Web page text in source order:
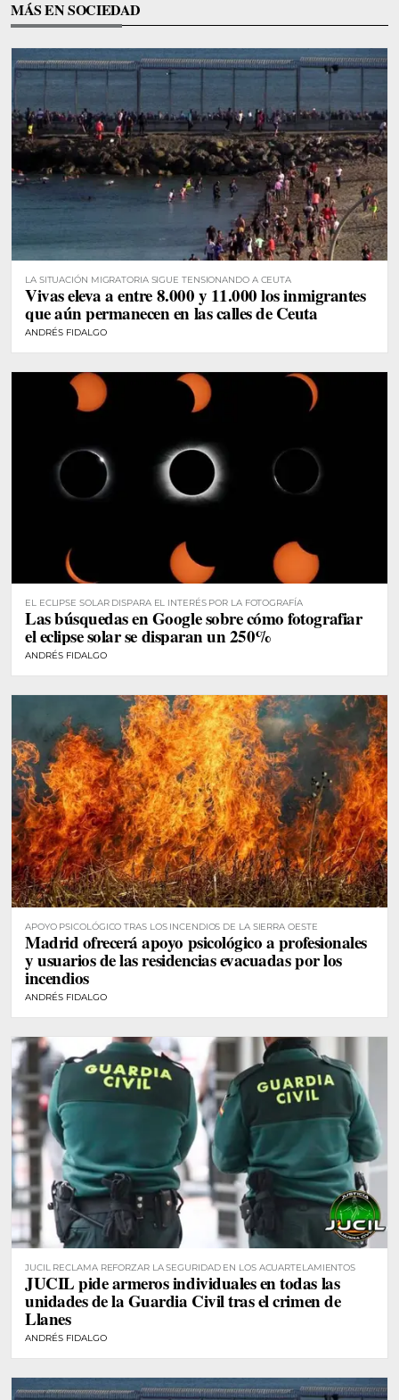
MÁS EN SOCIEDAD
LA SITUACIÓN MIGRATORIA SIGUE TENSIONANDO A CEUTA
Vivas eleva a entre 8.000 y 11.000 los inmigrantes
que aún permanecen en las calles de Ceuta
ANDRÉS FIDALGO
EL ECLIPSE SOLAR DISPARA EL INTERÉS POR LA FOTOGRAFÍA
Las búsquedas en Google sobre cómo fotografiar
el eclipse solar se disparan un 250%
ANDRÉS FIDALGO
APOYO PSICOLÓGICO TRAS LOS INCENDIOS DE LA SIERRA OESTE
Madrid ofrecerá apoyo psicológico a profesionales
y usuarios de las residencias evacuadas por los
incendios
ANDRÉS FIDALGO
JUCIL RECLAMA REFORZAR LA SEGURIDAD EN LOS ACUARTELAMIENTOS
JUCIL pide armeros individuales en todas las
unidades de la Guardia Civil tras el crimen de
Llanes
ANDRÉS FIDALGO